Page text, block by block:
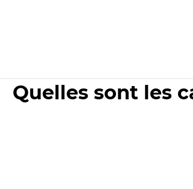
Quelles sont les